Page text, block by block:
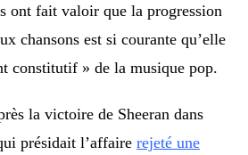
ont fait valoir que la progression
chansons est si courante qu’elle
constitutif » de la musique pop.
la victoire de Sheeran dans
présidait l’affaire rejeté une